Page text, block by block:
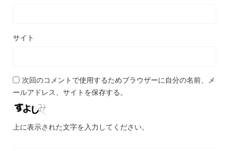
サイト
次回のコメントで使用するためブラウザーに自分の名前、メ
ールアドレス、サイトを保存する。
上に表示された文字を入力してください。